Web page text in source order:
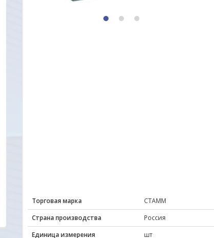
1 2 3
Торговая марка
СТАММ
Страна производства
Россия
Единица измерения
шт